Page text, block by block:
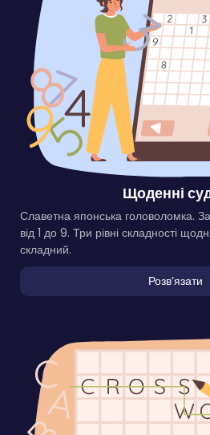
Щоденні
Славетна японська головоломка.
від 1 до 9. Три рівні складності
складний.
Розвʼязати